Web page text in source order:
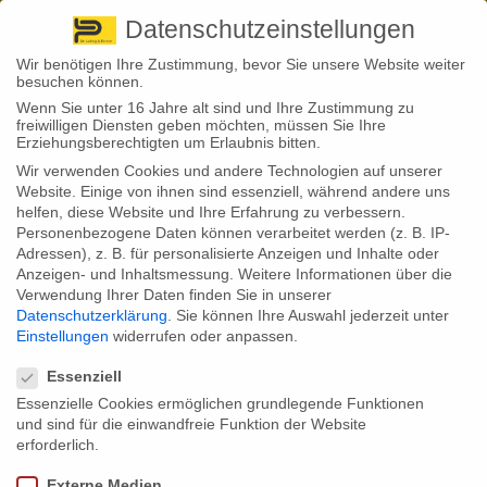
+ 49 3501 528571 |
Back to News
06
Mai
Stephan Fröhlich
Digitale bAV-Verwaltung
bevorzugt
Bei der Verwaltung einer betrieblichen Altersversorgung (bAV) wollen
Deutsche digitale Lösungen, zeigt eine aktuelle Umfrage. Besonders
ausgeprägt ist dieser Wunsch, je jünger die Befragten sind.
Millionen Erwerbstätig mit Wohnsitz in Deutschland gemeldet, geht aus
Datenschutzeinstellungen
Wir benötigen Ihre Zustimmung, bevor Sie unsere Website weiter
besuchen können.
Wenn Sie unter 16 Jahre alt sind und Ihre Zustimmung zu
freiwilligen Diensten geben möchten, müssen Sie Ihre
Erziehungsberechtigten um Erlaubnis bitten.
Wir verwenden Cookies und andere Technologien auf unserer
Website. Einige von ihnen sind essenziell, während andere uns
helfen, diese Website und Ihre Erfahrung zu verbessern.
Personenbezogene Daten können verarbeitet werden (z. B. IP-
Adressen), z. B. für personalisierte Anzeigen und Inhalte oder
Anzeigen- und Inhaltsmessung. Weitere Informationen über die
Verwendung Ihrer Daten finden Sie in unserer
Datenschutzerklärung
Sie können Ihre Auswahl jederzeit unter
Einstellungen widerrufen oder anpassen.
Essenziell
Essenzielle Cookies ermöglichen grundlegende Funktionen
und sind für die einwandfreie Funktion der Website
erforderlich.